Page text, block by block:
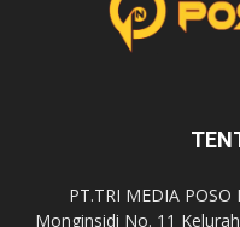
PT.TRI MEDIA POSO
Monginsidi No. 11